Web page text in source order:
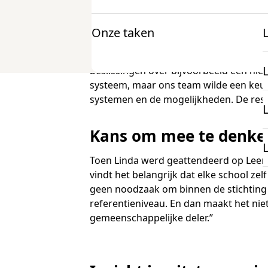
Onze taken
Informatie
mbo Nederlandse taal
mbo Engels
docentenparticipatie
onze expertise
Onderzoek
Projecten
Linda werkt al zo’n tien jaar op de
beslissingen over bijvoorbeeld een
systeem, maar ons team wilde een
systemen en de mogelijkheden. De
Kans om mee te
Toen Linda werd geattendeerd op
vindt het belangrijk dat elke school
geen noodzaak om binnen de
referentieniveau. En dan maakt het
gemeenschappelijke deler.”